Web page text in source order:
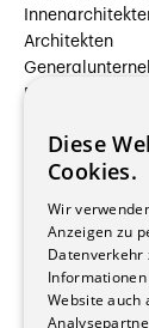
Architekten
Beauftragte
Hersteller/
Bauherrschaften
Reportagen
Wohnungen
Renovierungen
Diese
Cookies.
Wir
Anzeigen zu
Datenverkehr
Website auch